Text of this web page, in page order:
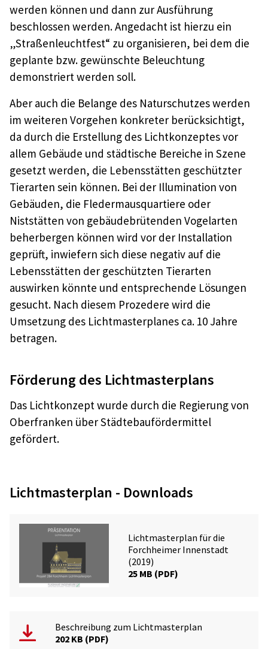
werden können und dann zur Ausführung
beschlossen werden. Angedacht ist hierzu ein
„Straßenleuchtfest“ zu organisieren, bei dem die
geplante bzw. gewünschte Beleuchtung
demonstriert werden soll.
Aber auch die Belange des Naturschutzes werden
im weiteren Vorgehen konkreter berücksichtigt,
da durch die Erstellung des Lichtkonzeptes vor
allem Gebäude und städtische Bereiche in Szene
gesetzt werden, die Lebensstätten geschützter
Tierarten sein können. Bei der Illumination von
Gebäuden, die Fledermausquartiere oder
Niststätten von gebäudebrütenden Vogelarten
beherbergen können wird vor der Installation
geprüft, inwiefern sich diese negativ auf die
Lebensstätten der geschützten Tierarten
auswirken könnte und entsprechende Lösungen
gesucht. Nach diesem Prozedere wird die
Umsetzung des Lichtmasterplanes ca. 10 Jahre
betragen.
Förderung des Lichtmasterplans
Das Lichtkonzept wurde durch die Regierung von
Oberfranken über Städtebaufördermittel
gefördert.
Lichtmasterplan - Downloads
Lichtmasterplan für die
Forchheimer Innenstadt
(2019)
25 MB PDF
Beschreibung zum Lichtmasterplan
202 KB PDF